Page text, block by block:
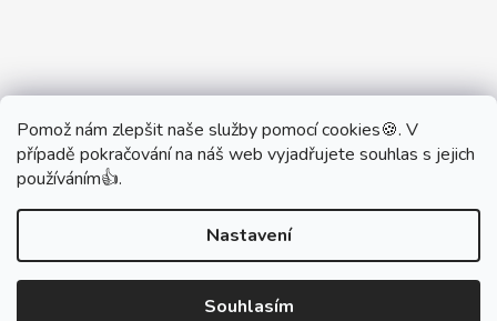
Pomož nám zlepšit naše služby pomocí cookies🍪. V
případě pokračování na náš web vyjadřujete souhlas s jejich
používáním👍.
Nastavení
Souhlasím
Partner Showroom MONOBRAND
Partner Eshop Monobrand.online
Vytvořil Shoptet
DŮM VYPÍNAČŮ